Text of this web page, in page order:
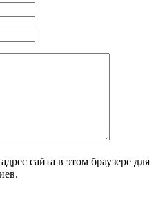
сайта в этом браузере для